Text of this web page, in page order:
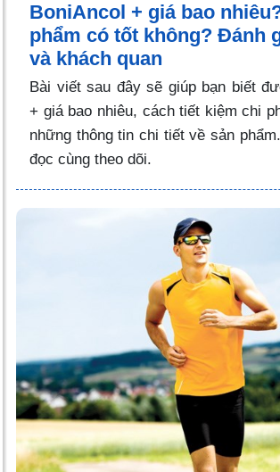
BoniAncol + giá bao
phẩm có tốt không? Đánh
và khách quan
Bài viết sau đây sẽ giúp bạn biết
+ giá bao nhiêu, cách tiết kiệm chi
những thông tin chi tiết về sản
đọc cùng theo dõi.